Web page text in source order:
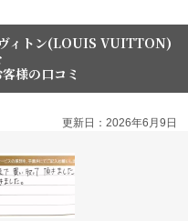
ヴィトン(LOUIS VUITTON)
様の口コミ
更新日：2026年6月9日